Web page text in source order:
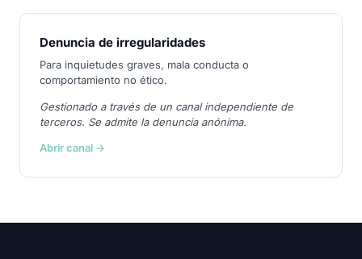
Denuncia de irregularidades
Para inquietudes graves, mala conducta o
comportamiento no ético.
Gestionado a través de un canal independiente de
terceros. Se admite la denuncia anónima.
Abrir canal →